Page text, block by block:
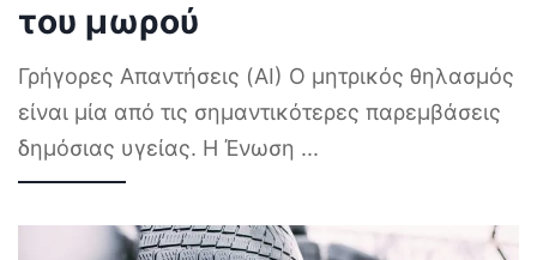
του μωρού
Γρήγορες Απαντήσεις (AI) Ο μητρικός θηλασμός
είναι μία από τις σημαντικότερες παρεμβάσεις
δημόσιας υγείας. Η Ένωση ...